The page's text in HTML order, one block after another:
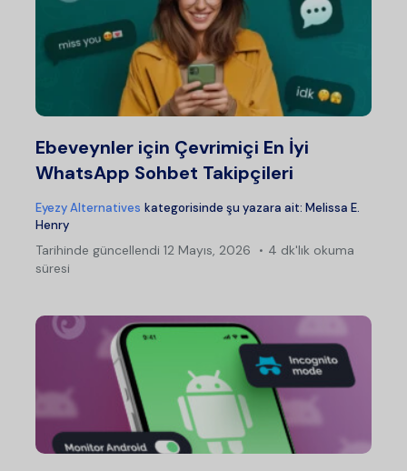
Ebeveynler için Çevrimiçi En İyi
WhatsApp Sohbet Takipçileri
Eyezy Alternatives kategorisinde şu yazara ait: Melissa E.
Henry
Tarihinde güncellendi 12 Mayıs, 2026
4 dk'lık okuma
süresi